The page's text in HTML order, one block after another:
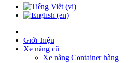
Giới thiệu
Xe nâng cũ
Xe nâng Container hàng